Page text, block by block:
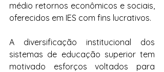
médio retornos econômicos e sociais,
oferecidos em IES com fins lucrativos.
A diversificação institucional dos
sistemas de educação superior tem
motivado esforços voltados para